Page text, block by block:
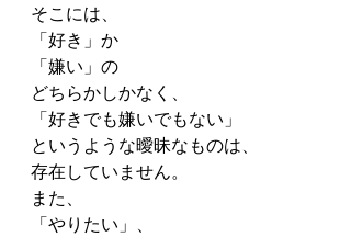
そこには、
「好き」か
「嫌い」の
どちらかしかなく、
「好きでも嫌いでもない」
というような曖昧なものは、
存在していません。
また、
「やりたい」、